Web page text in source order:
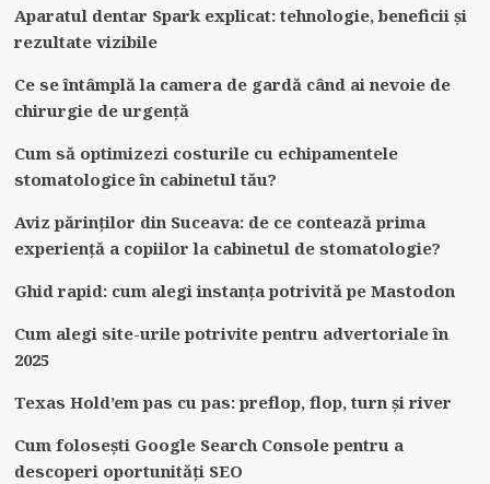
the
Modern
Aparatul dentar Spark explicat: tehnologie, beneficii și
rezultate vizibile
Ce se întâmplă la camera de gardă când ai nevoie de
chirurgie de urgență
Cum să optimizezi costurile cu echipamentele
stomatologice în cabinetul tău?
Aviz părinților din Suceava: de ce contează prima
experiență a copiilor la cabinetul de stomatologie?
Ghid rapid: cum alegi instanța potrivită pe Mastodon
Cum alegi site-urile potrivite pentru advertoriale în
2025
Texas Hold’em pas cu pas: preflop, flop, turn și river
Cum folosești Google Search Console pentru a
descoperi oportunități SEO